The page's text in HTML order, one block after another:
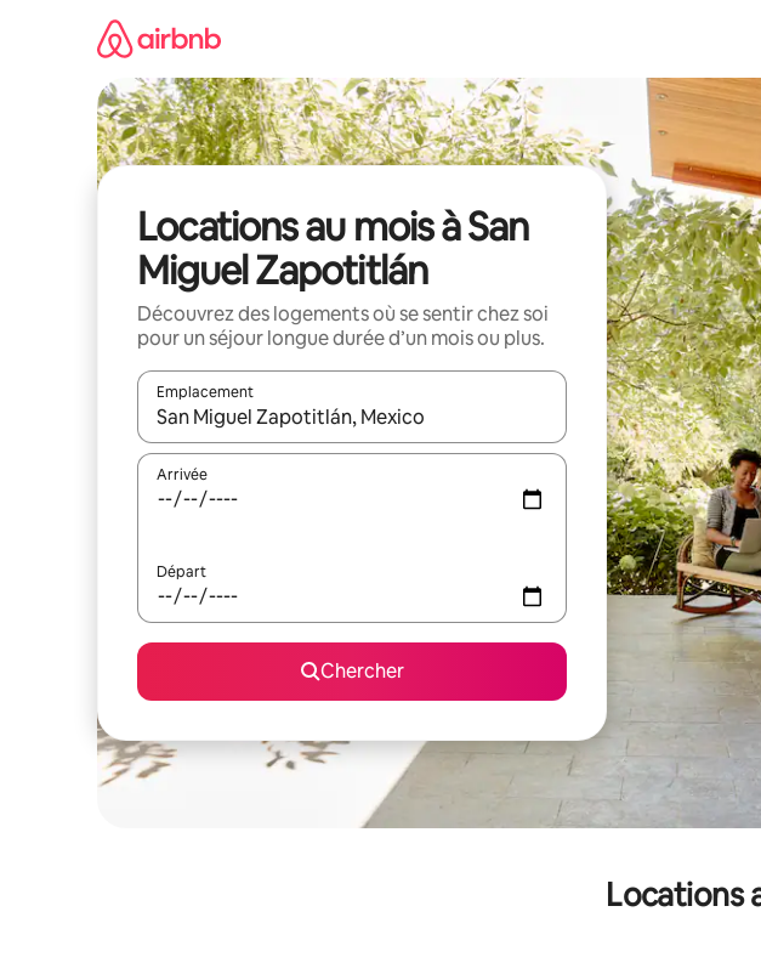
Locations au mois à San
Miguel Zapotitlán
Découvrez des logements où se sentir chez soi
pour un séjour longue durée d’un mois ou plus.
Emplacement
Quand les résultats sont affichés, parcourez-les en utilisant les flèches vers
Arrivée
Départ
Chercher
Locations